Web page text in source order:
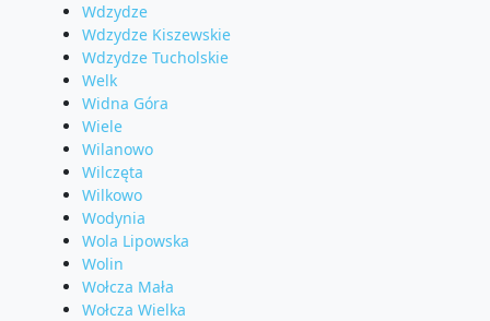
Wdzydze
Wdzydze Kiszewskie
Wdzydze Tucholskie
Welk
Widna Góra
Wiele
Wilanowo
Wilczęta
Wilkowo
Wodynia
Wola Lipowska
Wolin
Wołcza Mała
Wołcza Wielka